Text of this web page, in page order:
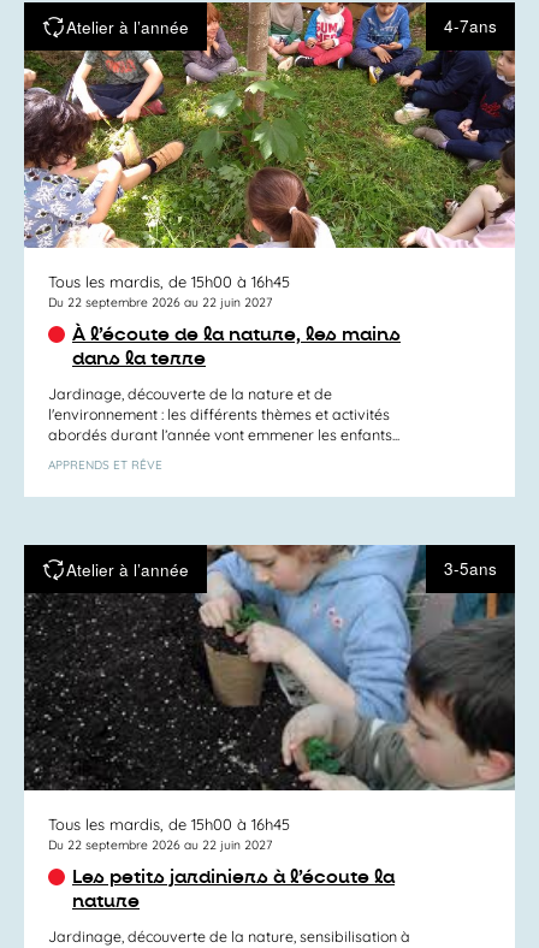
Atelier à l’année 4-7ans
Tous les mardis, de 15h00 à 16h45
Du 22 septembre 2026 au 22 juin 2027
À l’écoute de la nature, les mains
dans la terre
Jardinage, découverte de la nature et de
l'environnement : les différents thèmes et activités
abordés durant l’année vont emmener les enfants...
APPRENDS ET RÊVE
Atelier à l’année 3-5ans
Tous les mardis, de 15h00 à 16h45
Du 22 septembre 2026 au 22 juin 2027
Les petits jardiniers à l’écoute la
nature
Jardinage, découverte de la nature, sensibilisation à